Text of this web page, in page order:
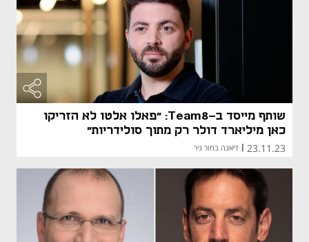
שותף מייסד ב-Team8: "פאלו אלטו לא הזריקו
כאן מיליארד דולר רק מתוך סולידריות"
23.11.23 דיאנה בחור ניר